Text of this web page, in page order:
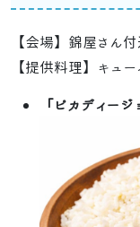
【会場】錦屋さん
【提供料理】キュ
「ピカディージ